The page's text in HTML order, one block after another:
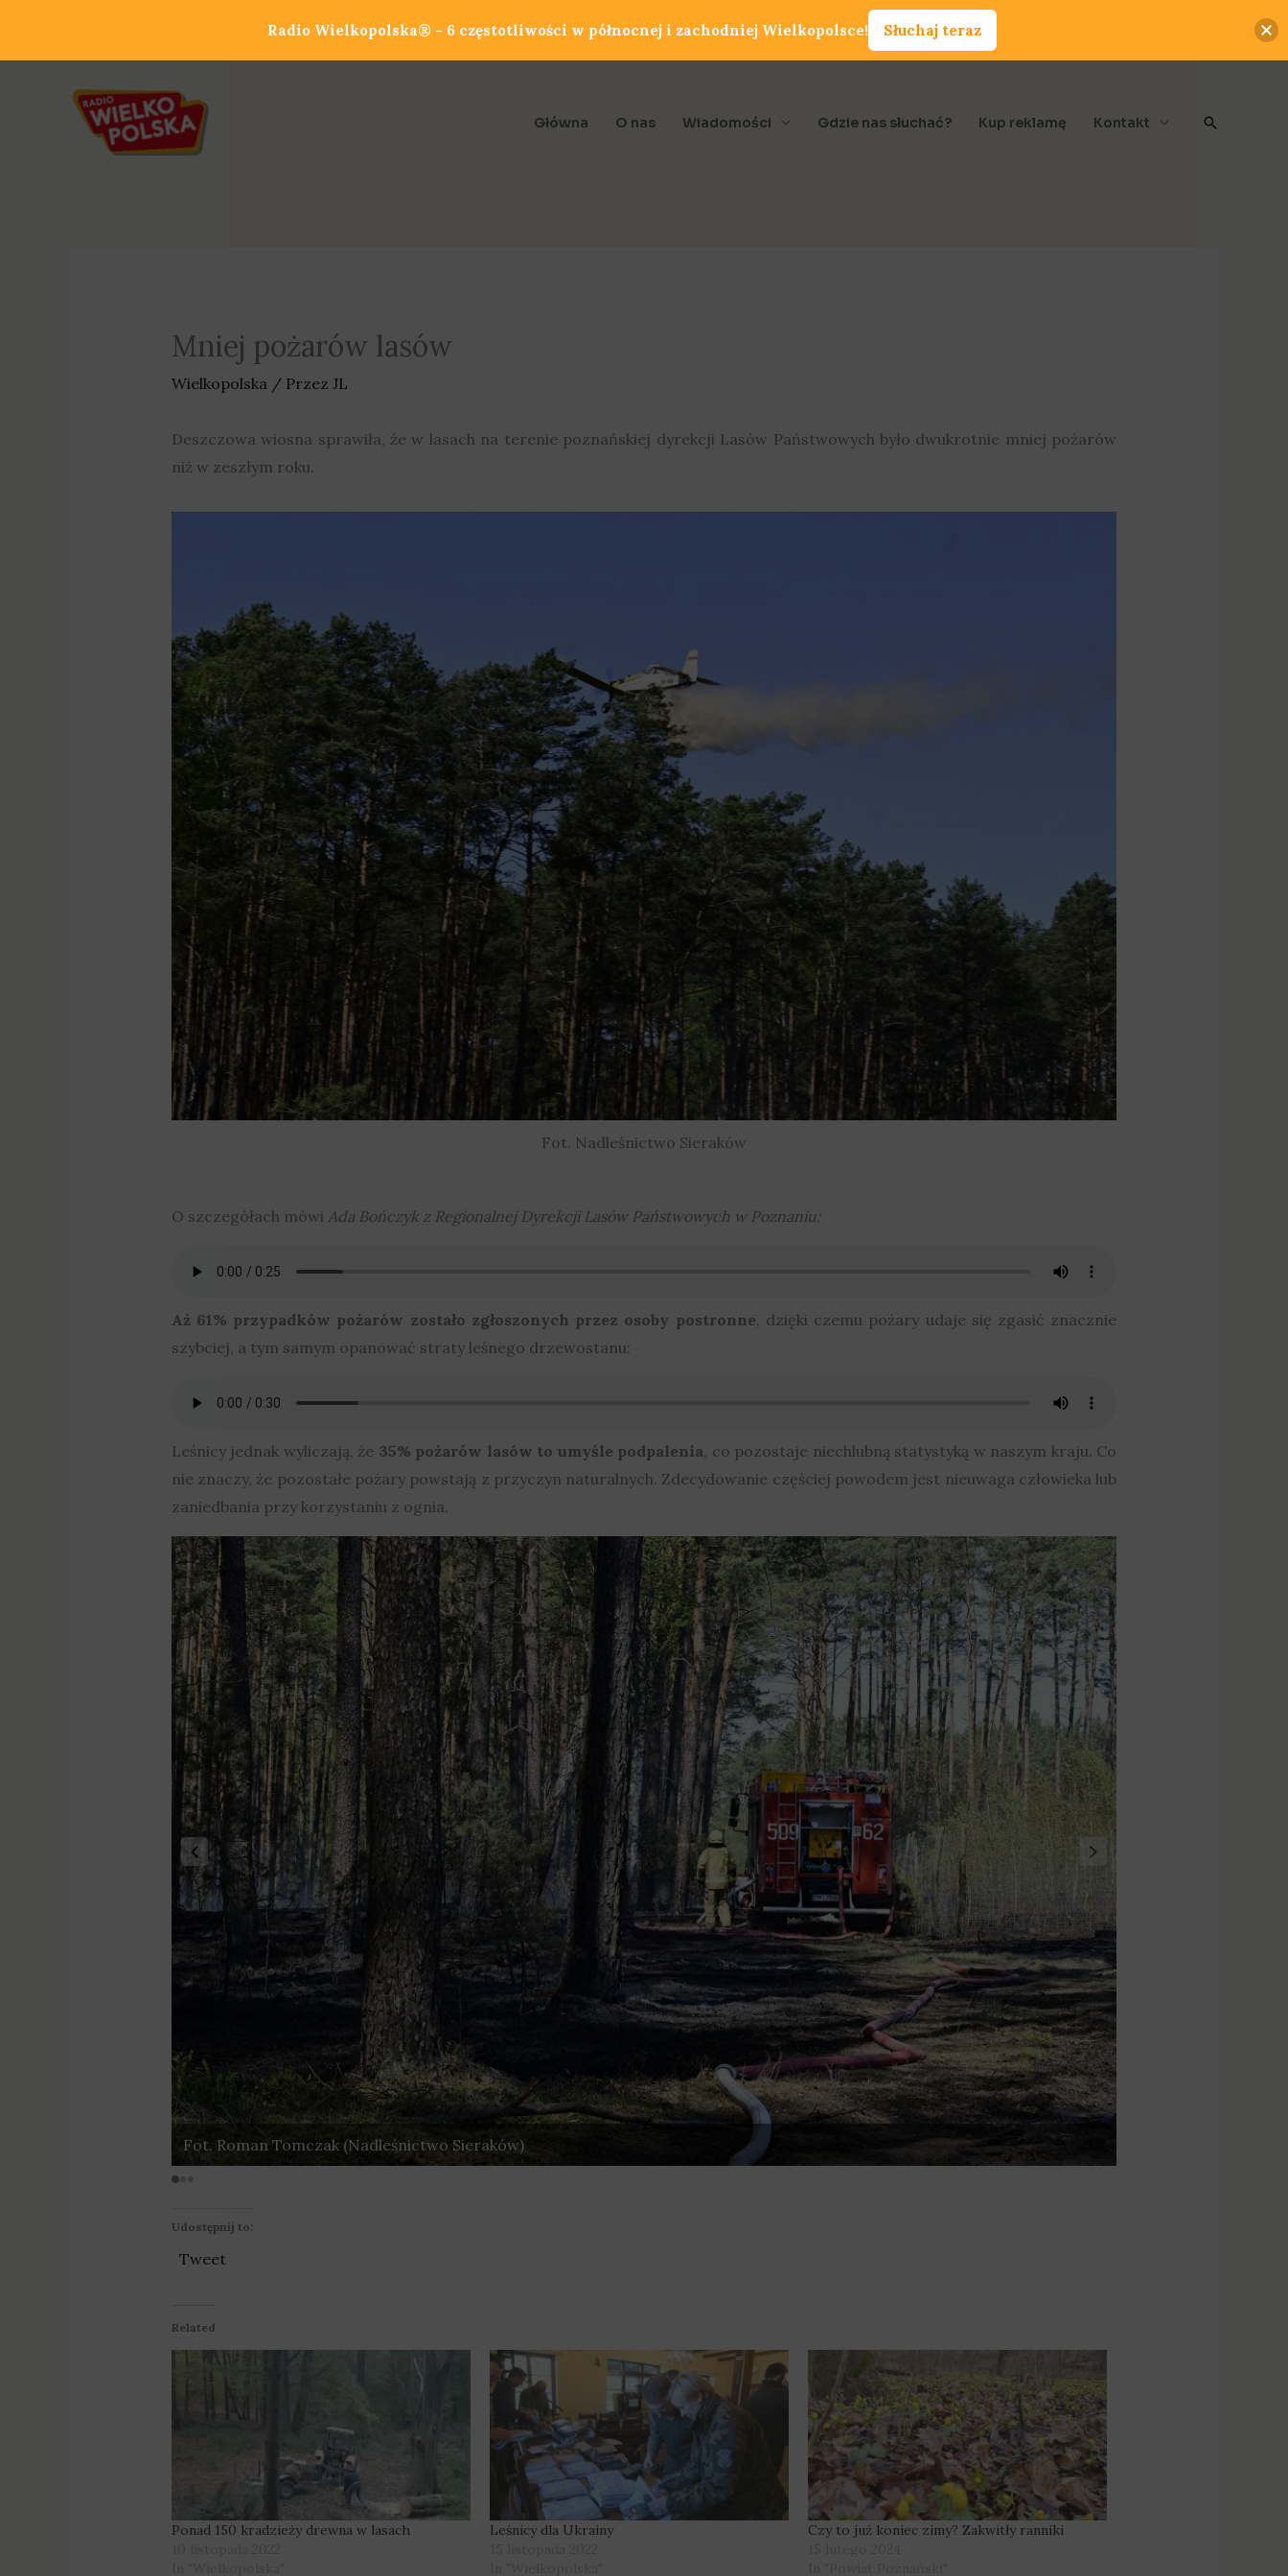
Główna O nas Wiadomości Gdzie nas słuchać? Kup reklamę Kontakt Szukaj
Mniej pożarów lasów
Wielkopolska / Przez JL
Deszczowa wiosna sprawiła, że w lasach na terenie poznańskiej dyrekcji Lasów Państwowych było dwukrotnie mniej pożarów
niż w zeszłym roku.
Fot. Nadleśnictwo Sieraków
O szczegółach mówi Ada Bończyk z Regionalnej Dyrekcji Lasów Państwowych w Poznaniu:
Aż 61% przypadków pożarów zostało zgłoszonych przez osoby postronne , dzięki czemu pożary udaje się zgasić znacznie
szybciej, a tym samym opanować straty leśnego drzewostanu:
Leśnicy jednak wyliczają, że 35% pożarów lasów to umyśle podpalenia , co pozostaje niechlubną statystyką w naszym kraju. Co
nie znaczy, że pozostałe pożary powstają z przyczyn naturalnych. Zdecydowanie częściej powodem jest nieuwaga człowieka lub
zaniedbania przy korzystaniu z ognia.
Fot. Roman Tomczak (Nadleśnictwo Sieraków)
Udostępnij to:
Tweet
Related
Ponad 150 kradzieży drewna w lasach
Leśnicy dla Ukrainy
Czy to już koniec zimy? Zakwitły ranniki
Radio Wielkopolska® - 6 częstotliwości w północnej i zachodniej Wielkopolsce! Słuchaj teraz